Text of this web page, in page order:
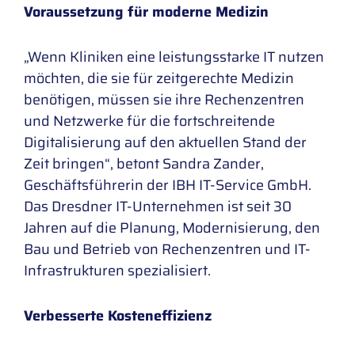
Voraussetzung für moderne Medizin
„Wenn Kliniken eine leistungsstarke IT nutzen
möchten, die sie für zeitgerechte Medizin
benötigen, müssen sie ihre Rechenzentren
und Netzwerke für die fortschreitende
Digitalisierung auf den aktuellen Stand der
Zeit bringen“, betont Sandra Zander,
Geschäftsführerin der IBH IT-Service GmbH.
Das Dresdner IT-Unternehmen ist seit 30
Jahren auf die Planung, Modernisierung, den
Bau und Betrieb von Rechenzentren und IT-
Infrastrukturen spezialisiert.
Verbesserte Kosteneffizienz